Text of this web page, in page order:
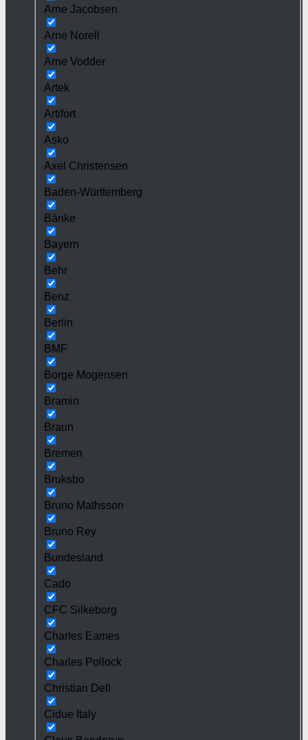
Arne Jacobsen
Arne Norell
Arne Vodder
Artek
Artifort
Asko
Axel Christensen
Baden-Württemberg
Bänke
Bayern
Behr
Benz
Berlin
BMF
Borge Mogensen
Bramin
Braun
Bremen
Bruksbo
Bruno Mathsson
Bruno Rey
Bundesland
Cado
CFC Silkeborg
Charles Eames
Charles Pollock
Christian Dell
Cidue Italy